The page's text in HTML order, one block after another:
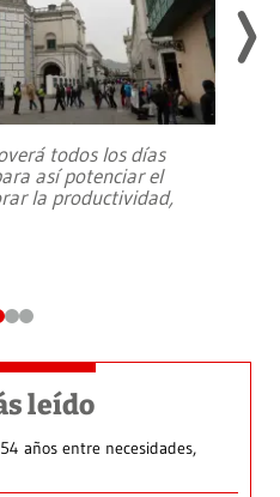
todos los días
así potenciar el
la productividad,
leído
años entre necesidades,